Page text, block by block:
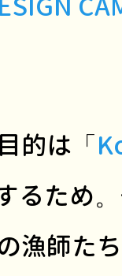
的は「
るため
漁師た